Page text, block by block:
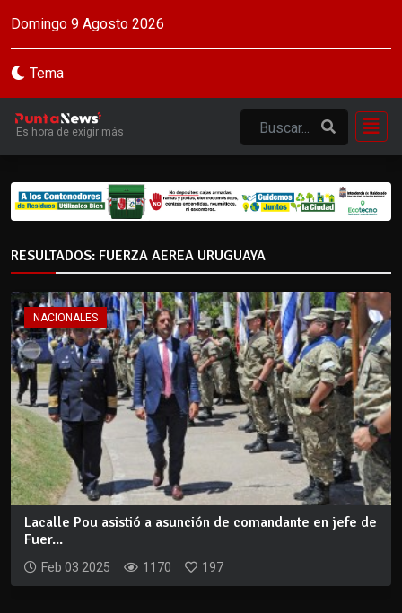
Domingo 9 Agosto 2026
Tema
Es hora de exigir más
RESULTADOS: FUERZA AEREA URUGUAYA
NACIONALES
Lacalle Pou asistió a asunción de comandante en jefe de
Fuer...
Feb 03 2025 1170 197